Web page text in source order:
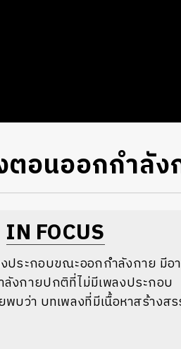
ตอนออกกำลัง
IN FOCUS
ประกอบขณะออกกำลังกาย มีอ
งกายปกติที่ไม่มีเพลงประกอบ
พบว่า บทเพลงที่มีเนื้อหาสร้าง